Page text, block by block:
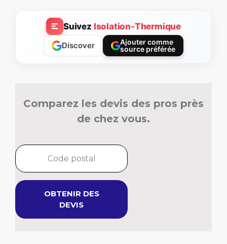
Suivez Isolation-Thermique
Discover
Ajouter comme
source préférée
Comparez les devis des pros près
de chez vous.
OBTENIR DES
DEVIS